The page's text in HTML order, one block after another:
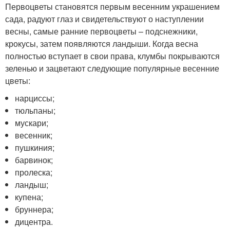
Первоцветы становятся первым весенним украшением
сада, радуют глаз и свидетельствуют о наступлении
весны, самые ранние первоцветы – подснежники,
крокусы, затем появляются ландыши. Когда весна
полностью вступает в свои права, клумбы покрываются
зеленью и зацветают следующие популярные весенние
цветы:
нарциссы;
тюльпаны;
мускари;
весенник;
пушкиния;
барвинок;
пролеска;
ландыш;
купена;
бруннера;
дицентра.